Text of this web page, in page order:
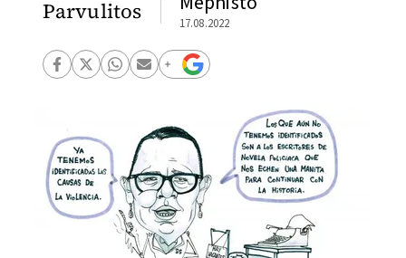
Parvulitos 17.08.2022